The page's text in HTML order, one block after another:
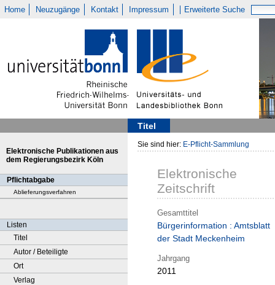
Home Neuzugänge Kontakt Impressum Erweiterte Suche
Titel
Elektronische Publikationen aus
dem Regierungsbezirk Köln
Pflichtabgabe
Ablieferungsverfahren
Listen
Titel
Autor / Beteiligte
Ort
Verlag
Sie sind hier: E-Pflicht-Sammlung
Elektronische
Zeitschrift
Gesamttitel
Bürgerinformation : Amtsblatt
der Stadt Meckenheim
Jahrgang
2011